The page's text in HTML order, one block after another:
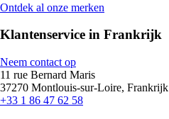
Ontdek al onze merken
Klantenservice in Frankrijk
Neem contact op
11 rue Bernard Maris
37270 Montlouis-sur-Loire, Frankrijk
+33 1 86 47 62 58